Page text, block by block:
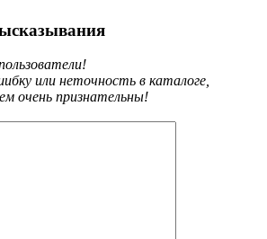
или неточность в каталоге,
очень признательны!